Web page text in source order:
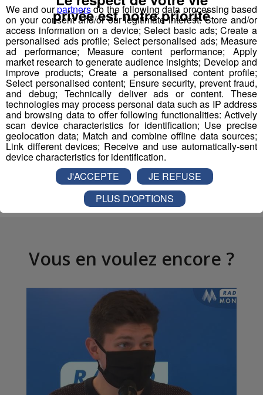
Dimanche : 10h-12h / 14h-19h
En période de vacances scolaires (zone A)
Du dimanche au jeudi : 10h-12h / 14h-19h
Vendredi et samedi : 10h-12h / 14h-21h
Partager sur Facebook
Partager sur Twitter
Vous en voulez encore ?
We and ourpartnersdo the following data processing based
on your consent and/or our legitimate interest: Store and/or
access information on a device; Select basic ads; Create a
personalised ads profile; Select personalised ads; Measure
ad performance; Measure content performance; Apply
market research to generate audience insights; Develop and
improve products; Create a personalised content profile;
Select personalised content; Ensure security, prevent fraud,
and debug; Technically deliver ads or content. These
technologies may process personal data such as IP address
and browsing data to offer following functionalities: Actively
scan device characteristics for identification; Use precise
geolocation data; Match and combine offline data sources;
Link different devices; Receive and use automatically-sent
device characteristics for identification.
privée est notre priorité
J'ACCEPTE
JE REFUSE
PLUS D'OPTIONS